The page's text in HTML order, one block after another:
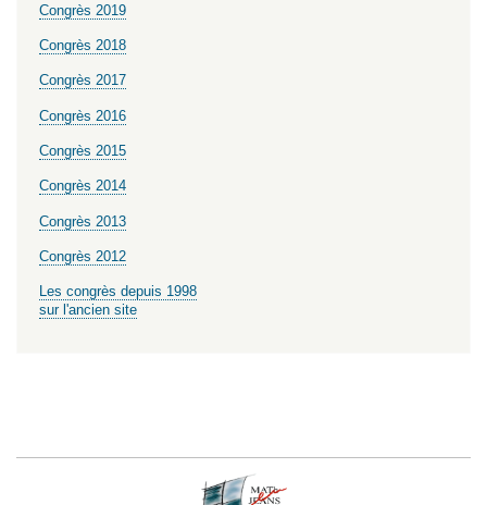
Congrès 2019
Congrès 2018
Congrès 2017
Congrès 2016
Congrès 2015
Congrès 2014
Congrès 2013
Congrès 2012
Les congrès depuis 1998
sur l'ancien site